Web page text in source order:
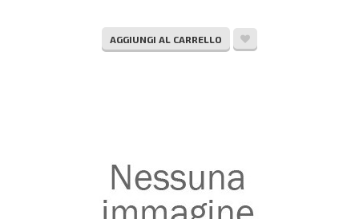
AGGIUNGI AL CARRELLO